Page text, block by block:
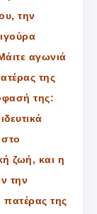
την
αγωνιά
της
της:
ζωή, και η
την
πατέρας της